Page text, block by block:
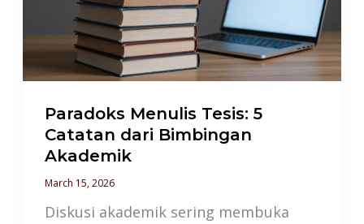
Paradoks Menulis Tesis: 5
Catatan dari Bimbingan
Akademik
March 15, 2026
Diskusi akademik sering membuka
Catatan
dari
Bimbingan
Akademik